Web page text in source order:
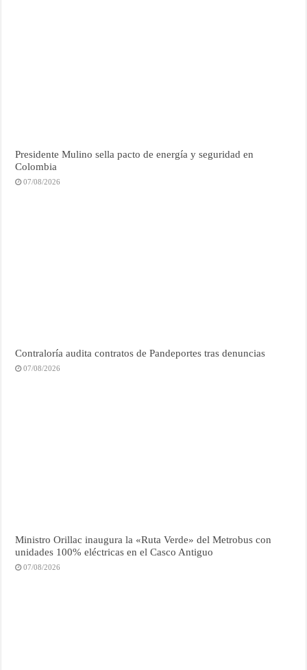
Presidente Mulino sella pacto de energía y seguridad en
Colombia
07/08/2026
Contraloría audita contratos de Pandeportes tras denuncias
07/08/2026
Ministro Orillac inaugura la «Ruta Verde» del Metrobus con
unidades 100% eléctricas en el Casco Antiguo
07/08/2026